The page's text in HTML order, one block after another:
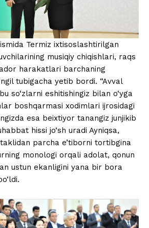
Termiz ixtisoslashtirilgan
musiqiy chiqishlari, raqs
harakatlari barchaning
tubigacha yetib bordi. “Avval
so‘zlarni eshitishingiz bilan o‘yga
boshqarmasi xodimlari ijrosidagi
esa beixtiyor tanangiz junjikib
hissi jo‘sh uradi Ayniqsa,
parcha e’tiborni tortibgina
monologi orqali adolat, qonun
ustun ekanligini yana bir bora